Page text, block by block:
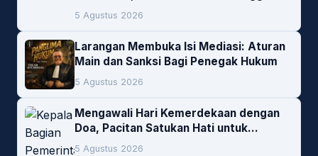
Lokal Jadi Prioritas
5 Agustus 2026
Larangan Membuka Isi Mediasi: Aturan
Main dan Sanksi Bagi Penegak Hukum
5 Agustus 2026
Mengawali Hari Kemerdekaan dengan
Doa, Pacitan Satukan Hati untuk
Indonesia
5 Agustus 2026